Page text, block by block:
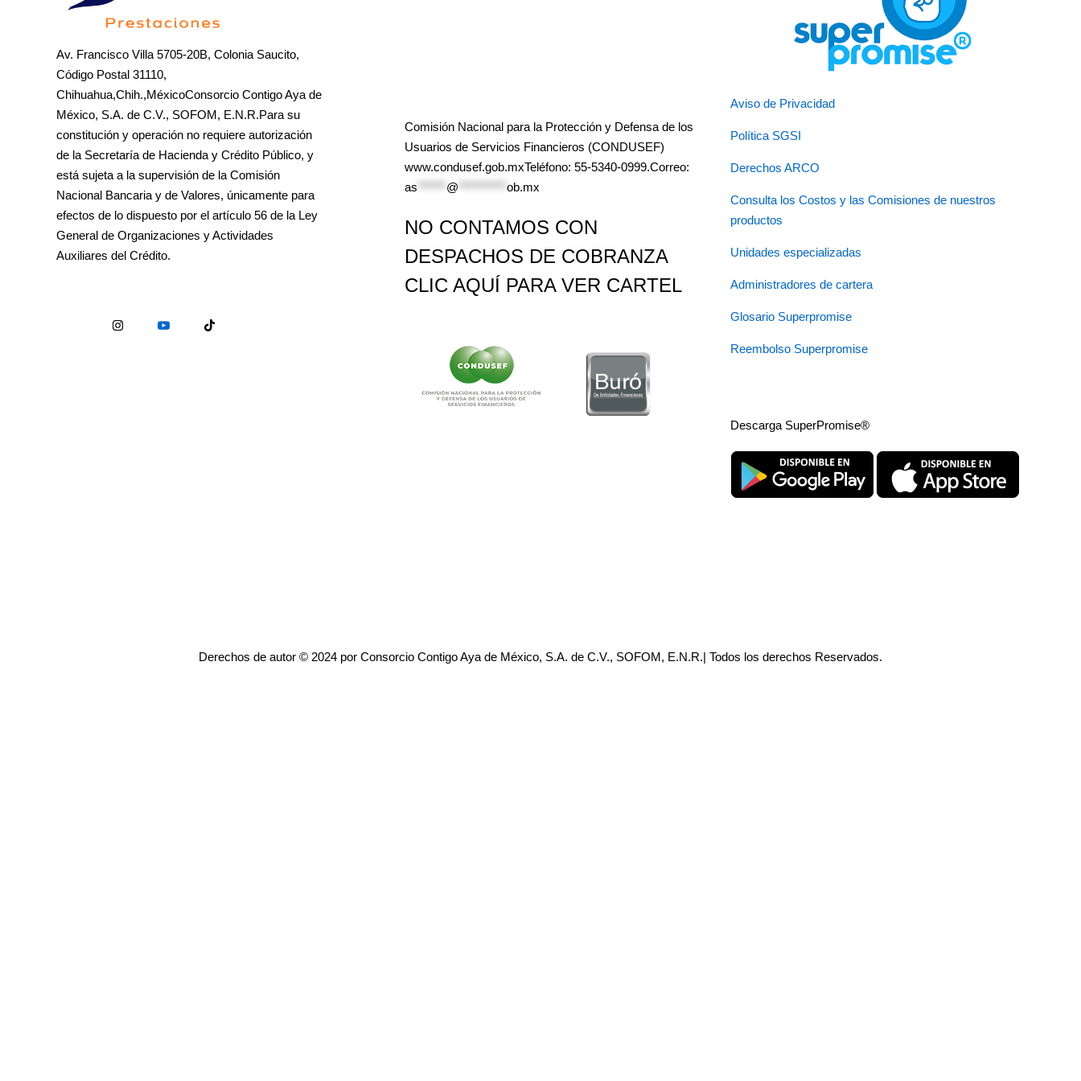
Av. Francisco Villa 5705-20B, Colonia Saucito,
Código Postal 31110,
Chihuahua,Chih.,MéxicoConsorcio Contigo Aya de
México, S.A. de C.V., SOFOM, E.N.R.Para su
constitución y operación no requiere autorización
de la Secretaría de Hacienda y Crédito Público, y
está sujeta a la supervisión de la Comisión
Nacional Bancaria y de Valores, únicamente para
efectos de lo dispuesto por el artículo 56 de la Ley
General de Organizaciones y Actividades
Auxiliares del Crédito.
Comisión Nacional para la Protección y Defensa de los
Usuarios de Servicios Financieros (CONDUSEF)
www.condusef.gob.mxTeléfono: 55-5340-0999.Correo:
as
@ ob.mx
NO CONTAMOS CON
DESPACHOS DE COBRANZA
CLIC AQUÍ PARA VER CARTEL
Aviso de Privacidad
Política SGSI
Derechos ARCO
Consulta los Costos y las Comisiones de nuestros
productos
Unidades especializadas
Administradores de cartera
Glosario Superpromise
Reembolso Superpromise
Descarga SuperPromise®
Derechos de autor © 2024 por Consorcio Contigo Aya de México, S.A. de C.V., SOFOM, E.N.R.| Todos los derechos Reservados.